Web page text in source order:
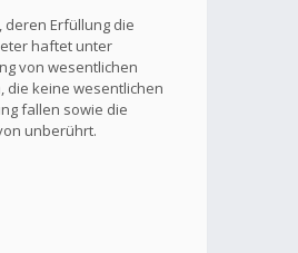
Erfüllung die
haftet unter
von wesentlichen
die keine wesentlichen
fallen sowie die
unberührt.